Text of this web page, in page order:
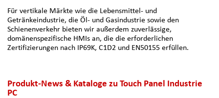
Für vertikale Märkte wie die Lebensmittel- und
Getränkeindustrie, die Öl- und Gasindustrie sowie den
Schienenverkehr bieten wir außerdem zuverlässige,
domänenspezifische HMIs an, die die erforderlichen
Zertifizierungen nach IP69K, C1D2 und EN50155 erfüllen.
Produkt-News & Kataloge zu Touch Panel Industrie
PC